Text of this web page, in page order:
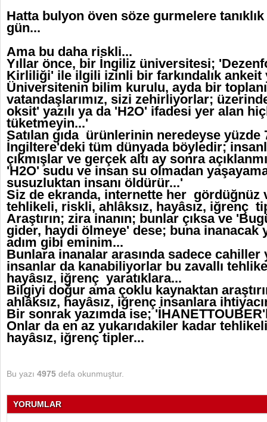
Hatta bulyon öven söze gurmelere
gün...
Ama bu daha riskli...
Yıllar önce, bir İngiliz üniversitesi;
Kirliliği' ile ilgili izinli bir farkındalık ankeit
Üniversitenin bilim kurulu, ayda bir
vatandaşlarımız, sizi zehirliyorlar;
oksit' yazılı ya da 'H2O' ifadesi yer alan
tüketmeyin...'
Satılan gıda ürünlerinin neredeyse yüzde
İngiltere'deki tüm dünyada böyledir;
çıkmışlar ve gerçek altı ay sonra
'H2O' sudu ve insan su olmadan
susuzluktan insanı öldürür...'
Siz de ekranda, internette her gördüğnüz
tehlikeli, riskli, ahlâksız, hayâsız, iğrenç
Araştırın; zira inanın; bunlar çıksa ve
gider, haydi ölmeye' dese; buna
adım gibi eminim...
Bunlara inanalar arasında sadece cahiller
insanlar da kanabiliyorlar bu zavallı
hayâsız, iğrenç yaratıklara...
Bilgiyi doğur ama çoklu kaynaktan
ahlâksız, hayâsız, iğrenç insanlara
Bir sonrak yazımda ise;
Onlar da en az yukarıdakiler kadar
hayâsız, iğrenç tipler...
Bu yazı 4975 defa okunmuştur.
YORUMLAR